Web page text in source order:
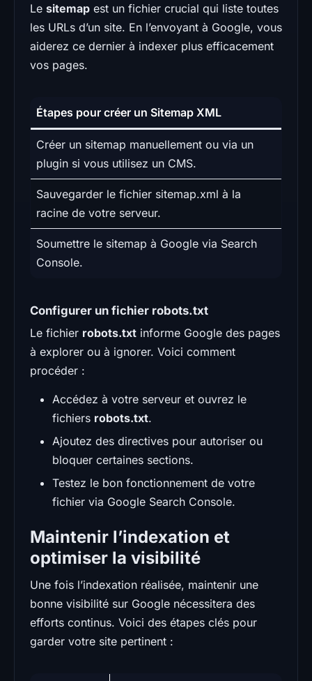
Le sitemap est un fichier crucial qui liste toutes
les URLs d’un site. En l’envoyant à Google, vous
aiderez ce dernier à indexer plus efficacement
vos pages.
Étapes pour créer un Sitemap XML
Créer un sitemap manuellement ou via un
plugin si vous utilisez un CMS.
Sauvegarder le fichier sitemap.xml à la
racine de votre serveur.
Soumettre le sitemap à Google via Search
Console.
Configurer un fichier robots.txt
Le fichier robots.txt informe Google des pages
à explorer ou à ignorer. Voici comment
procéder :
Accédez à votre serveur et ouvrez le
fichiers robots.txt.
Ajoutez des directives pour autoriser ou
bloquer certaines sections.
Testez le bon fonctionnement de votre
fichier via Google Search Console.
Maintenir l’indexation et
optimiser la visibilité
Une fois l’indexation réalisée, maintenir une
bonne visibilité sur Google nécessitera des
efforts continus. Voici des étapes clés pour
garder votre site pertinent :